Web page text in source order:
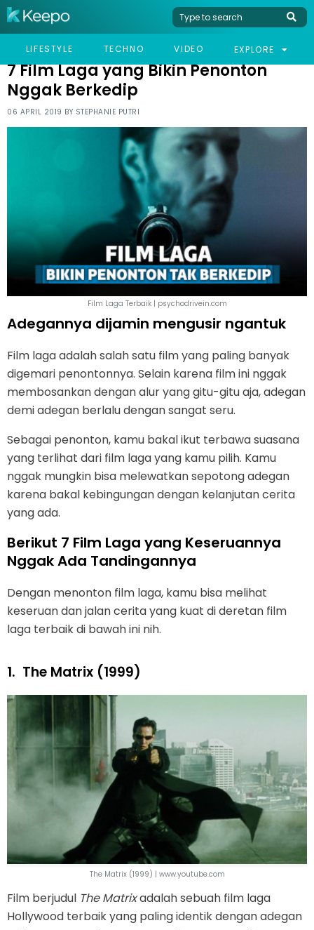
LIFESTYLE TECHNO VIDEO EXPLORE
HOME LIFESTYLE 7 FILM LAGA YANG BIKIN PENONTON NGGAK BERKEDIP
7 Film Laga yang Bikin Penonton
Nggak Berkedip
06 APRIL 2019 BY STEPHANIE PUTRI
Film Laga Terbaik | psychodrivein.com
Adegannya dijamin mengusir ngantuk
Film laga adalah salah satu film yang paling banyak
digemari penontonnya. Selain karena film ini nggak
membosankan dengan alur yang gitu-gitu aja, adegan
demi adegan berlalu dengan sangat seru.
Sebagai penonton, kamu bakal ikut terbawa suasana
yang terlihat dari film laga yang kamu pilih. Kamu
nggak mungkin bisa melewatkan sepotong adegan
karena bakal kebingungan dengan kelanjutan cerita
yang ada.
Berikut 7 Film Laga yang Keseruannya
Nggak Ada Tandingannya
Dengan menonton film laga, kamu bisa melihat
keseruan dan jalan cerita yang kuat di deretan film
laga terbaik di bawah ini nih.
1. The Matrix (1999)
The Matrix (1999) | www.youtube.com
Film berjudul The Matrixadalah sebuah film laga
Hollywood terbaik yang paling identik dengan adegan